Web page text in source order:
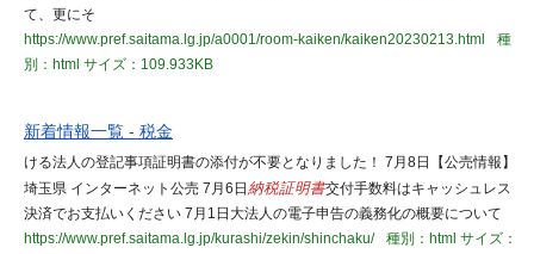
て、更にそ
https://www.pref.saitama.lg.jp/a0001/room-kaiken/kaiken20230213.html
種
別：html サイズ：109.933KB
新着情報一覧 - 税金
ける法人の登記事項証明書の添付が不要となりました！ 7月8日【公売情報】
埼玉県 インターネット公売 7月6日 納税証明書交付手数料はキャッシュレス
決済でお支払いください 7月1日大法人の電子申告の義務化の概要について
https://www.pref.saitama.lg.jp/kurashi/zekin/shinchaku/
種別：html サイズ：